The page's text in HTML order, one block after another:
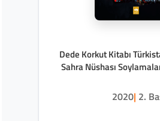
Dede Korkut Kitabı
Sahra Nüshası
Öldürmesi
2020| 2.